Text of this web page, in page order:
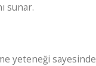
sunar.
sayesinde